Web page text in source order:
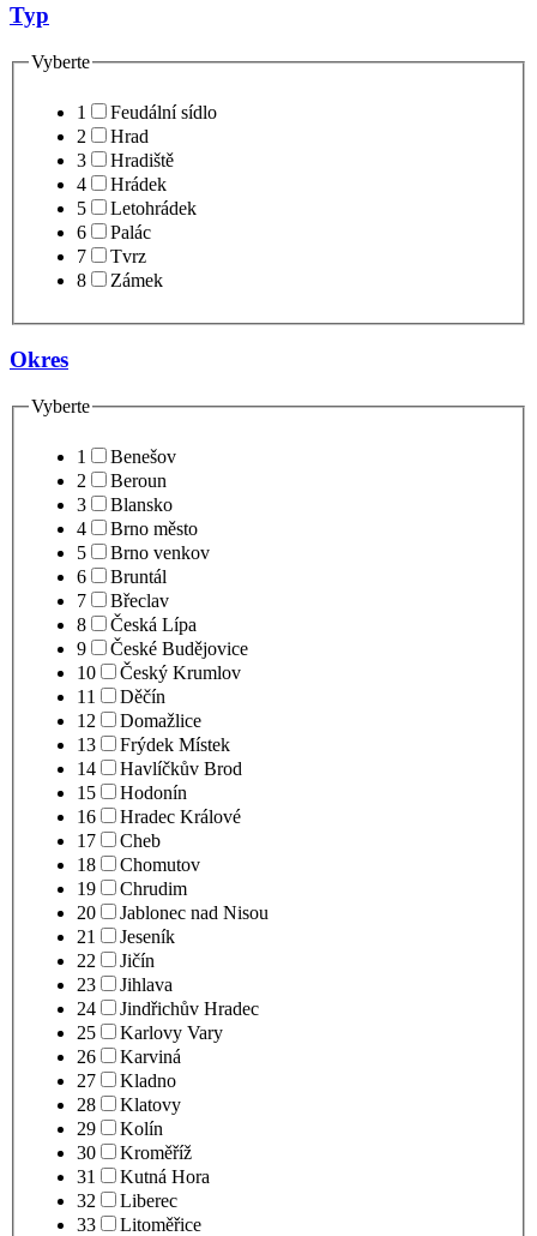
Typ
Vyberte
1
Feudální sídlo
2
Hrad
3
Hradiště
4
Hrádek
5
Letohrádek
6
Palác
7
Tvrz
8
Zámek
Okres
Vyberte
1
Benešov
2
Beroun
3
Blansko
4
Brno město
5
Brno venkov
6
Bruntál
7
Břeclav
8
Česká Lípa
9
České Budějovice
10
Český Krumlov
11
Děčín
12
Domažlice
13
Frýdek Místek
14
Havlíčkův Brod
15
Hodonín
16
Hradec Králové
17
Cheb
18
Chomutov
19
Chrudim
20
Jablonec nad Nisou
21
Jeseník
22
Jičín
23
Jihlava
24
Jindřichův Hradec
25
Karlovy Vary
26
Karviná
27
Kladno
28
Klatovy
29
Kolín
30
Kroměříž
31
Kutná Hora
32
Liberec
33
Litoměřice